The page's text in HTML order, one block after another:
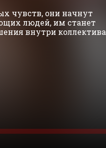
чувств, они начнут
людей, им станет
внутри коллектива